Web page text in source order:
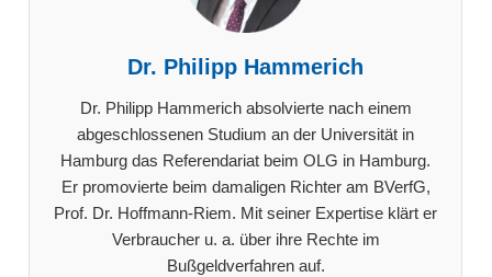
Dr. Philipp Hammerich
Dr. Philipp Hammerich absolvierte nach einem
abgeschlossenen Studium an der Universität in
Hamburg das Referendariat beim OLG in Hamburg.
Er promovierte beim damaligen Richter am BVerfG,
Prof. Dr. Hoffmann-Riem. Mit seiner Expertise klärt er
Verbraucher u. a. über ihre Rechte im
Bußgeldverfahren auf.